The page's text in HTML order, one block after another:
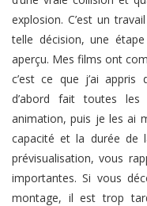
explosion. C’est un
telle décision, une
aperçu. Mes films ont
c’est ce que j’ai appris
d’abord fait toutes les
animation, puis je les ai
capacité et la durée de
prévisualisation, vous
importantes. Si vous
montage, il est trop